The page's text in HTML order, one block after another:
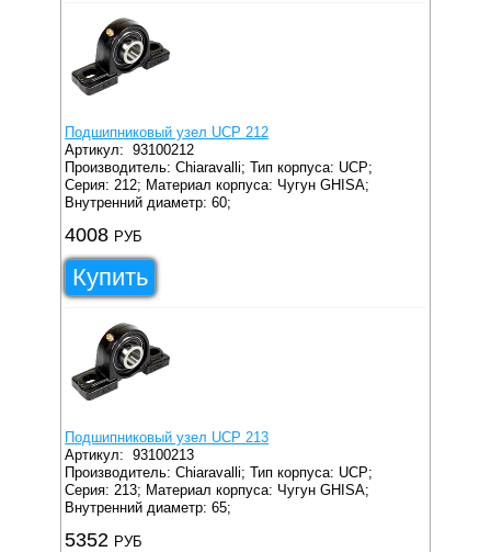
Подшипниковый узел UCP 212
Артикул:93100212
Производитель: Chiaravalli; Тип корпуса: UCP;
Серия: 212; Материал корпуса: Чугун GHISA;
Внутренний диаметр: 60;
4008 РУБ
Купить
Подшипниковый узел UCP 213
Артикул:93100213
Производитель: Chiaravalli; Тип корпуса: UCP;
Серия: 213; Материал корпуса: Чугун GHISA;
Внутренний диаметр: 65;
5352 РУБ